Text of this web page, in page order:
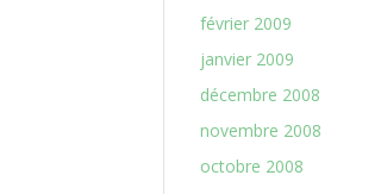
février 2009
janvier 2009
décembre 2008
novembre 2008
octobre 2008